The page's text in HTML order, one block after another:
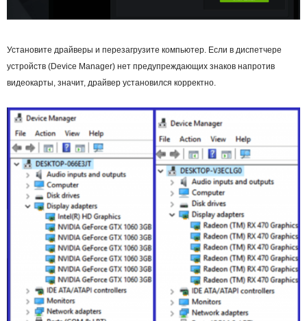
Установите драйверы и перезагрузите компьютер. Если в диспетчере
устройств (Device Manager) нет предупреждающих знаков напротив
видеокарты, значит, драйвер установился корректно.